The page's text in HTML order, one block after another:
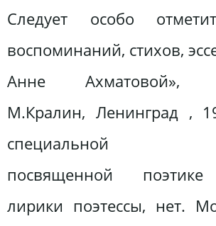
Следует особо
воспоминаний, стихов,
Анне Ахматовой»,
М.Кралин, Ленинград ,
специальной
посвященной
лирики поэтессы, нет.